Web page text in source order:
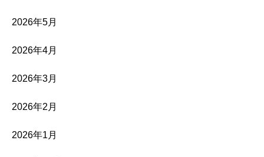
2026年5月
2026年4月
2026年3月
2026年2月
2026年1月